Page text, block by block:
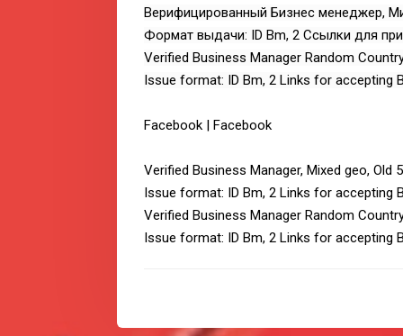
Верифицированный Бизнес менеджер,
Формат выдачи: ID Bm, 2 Ссылки для
Verified Business Manager Random
Issue format: ID Bm, 2 Links for accepting
Facebook | Facebook
Verified Business Manager, Mixed geo, Old
Issue format: ID Bm, 2 Links for accepting
Verified Business Manager Random
Issue format: ID Bm, 2 Links for accepting